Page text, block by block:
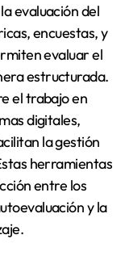
evaluación del
encuestas, y
evaluar el
estructurada.
el trabajo en
digitales,
la gestión
herramientas
entre los
y la